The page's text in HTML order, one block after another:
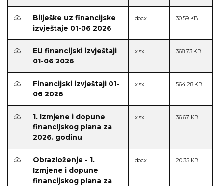
Bilješke uz financijske
izvještaje 01-06 2026
docx 30.59 KB
EU financijski izvještaji
01-06 2026
xlsx 368.73 KB
Financijski izvještaji 01-
06 2026
xlsx 564.28 KB
1. Izmjene i dopune
financijskog plana za
2026. godinu
xlsx 36.67 KB
Obrazloženje - 1.
Izmjene i dopune
financijskog plana za
docx 20.35 KB